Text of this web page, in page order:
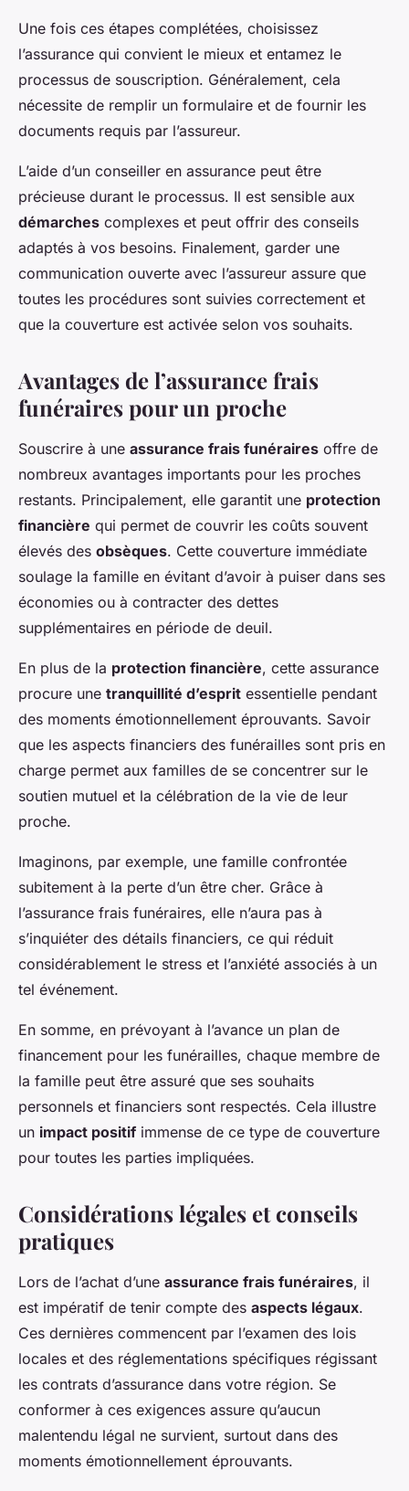
Une fois ces étapes complétées, choisissez
l’assurance qui convient le mieux et entamez le
processus de souscription. Généralement, cela
nécessite de remplir un formulaire et de fournir les
documents requis par l’assureur.
L’aide d’un conseiller en assurance peut être
précieuse durant le processus. Il est sensible aux
démarches complexes et peut offrir des conseils
adaptés à vos besoins. Finalement, garder une
communication ouverte avec l’assureur assure que
toutes les procédures sont suivies correctement et
que la couverture est activée selon vos souhaits.
Avantages de l’assurance frais
funéraires pour un proche
Souscrire à une assurance frais funéraires offre de
nombreux avantages importants pour les proches
restants. Principalement, elle garantit une protection
financière qui permet de couvrir les coûts souvent
élevés des obsèques. Cette couverture immédiate
soulage la famille en évitant d’avoir à puiser dans ses
économies ou à contracter des dettes
supplémentaires en période de deuil.
En plus de la protection financière, cette assurance
procure une tranquillité d’esprit essentielle pendant
des moments émotionnellement éprouvants. Savoir
que les aspects financiers des funérailles sont pris en
charge permet aux familles de se concentrer sur le
soutien mutuel et la célébration de la vie de leur
proche.
Imaginons, par exemple, une famille confrontée
subitement à la perte d’un être cher. Grâce à
l’assurance frais funéraires, elle n’aura pas à
s’inquiéter des détails financiers, ce qui réduit
considérablement le stress et l’anxiété associés à un
tel événement.
En somme, en prévoyant à l’avance un plan de
financement pour les funérailles, chaque membre de
la famille peut être assuré que ses souhaits
personnels et financiers sont respectés. Cela illustre
un impact positif immense de ce type de couverture
pour toutes les parties impliquées.
Considérations légales et conseils
pratiques
Lors de l’achat d’une assurance frais funéraires, il
est impératif de tenir compte des aspects légaux.
Ces dernières commencent par l’examen des lois
locales et des réglementations spécifiques régissant
les contrats d’assurance dans votre région. Se
conformer à ces exigences assure qu’aucun
malentendu légal ne survient, surtout dans des
moments émotionnellement éprouvants.